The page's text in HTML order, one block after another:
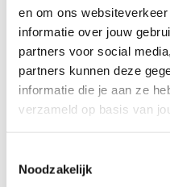
en om ons
informatie over jouw
partners voor social
partners kunnen deze
informatie die je aan ze
verzameld op basis van
Noodzakelijk
Pincode vergeten
Persoonlijk KIK-
Koken & Wonen
2 producten Toon filter
Finess Servetten
100 stuks
0.98
Finess Servetten
50 stuks